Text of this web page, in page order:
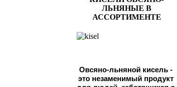
ЛЬНЯНЫЕ В
АССОРТИМЕНТЕ
Овсяно-льняной кисель -
это незаменимый продукт